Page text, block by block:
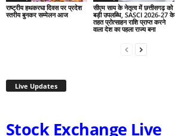
राष्ट्रीय हथकरघा दिवस पर प्रदेश
स्तरीय बुनकर सम्मेलन आज
सीएम साय के नेतृत्व में छत्तीसगढ़ को
बड़ी उपलब्धि, SASCI 2026-27 के
तहत प्रोत्साहन राशि प्राप्त करने
वाला देश का पहला राज्य बना
Live Updates
Stock Exchange Live